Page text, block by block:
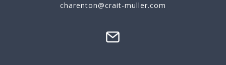
charenton@crait-muller.com